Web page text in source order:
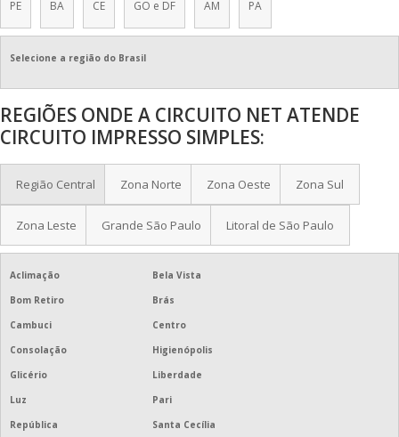
CIRCUITO IMPRESSO PROTOTIPAGEM
CIRCUITO IMPRESSO SIMPLES
PLACA CIRCUITO ELETRÔNICO
PREÇO CIRCUITO IMPRESSO
CONFECÇÃO DE CIRCUITO IMPRESSO
FORNECEDORES DE CIRCUITOS INTEGRADOS
STENCIL PARA CIRCUITO IMPRESSO
PE BA CE GO e DF AM PA
Selecione a região do Brasil
REGIÕES ONDE A CIRCUITO NET ATENDE
CIRCUITO IMPRESSO SIMPLES:
Região Central Zona Norte Zona Oeste Zona Sul
Zona Leste Grande São Paulo Litoral de São Paulo
Aclimação
Bela Vista
Bom Retiro
Brás
Cambuci
Centro
Consolação
Higienópolis
Glicério
Liberdade
Luz
Pari
República
Santa Cecília